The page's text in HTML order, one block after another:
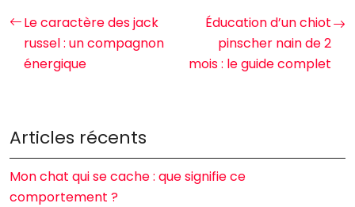
Le caractère des jack
russel : un compagnon
énergique
Éducation d’un chiot
pinscher nain de 2
mois : le guide complet
Articles récents
Mon chat qui se cache : que signifie ce
comportement ?